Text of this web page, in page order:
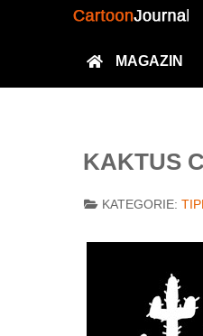
MAGAZIN
KAKTUS
KATEGORIE: